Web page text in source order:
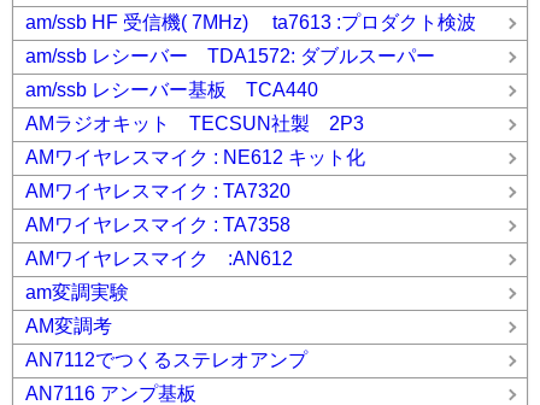
am/ssb HF 受信機( 7MHz) ta7613 :プロダクト検波
am/ssb レシーバー TDA1572: ダブルスーパー
am/ssb レシーバー基板 TCA440
AMラジオキット TECSUN社製 2P3
AMワイヤレスマイク : NE612 キット化
AMワイヤレスマイク : TA7320
AMワイヤレスマイク : TA7358
AMワイヤレスマイク :AN612
am変調実験
AM変調考
AN7112でつくるステレオアンプ
AN7116 アンプ基板